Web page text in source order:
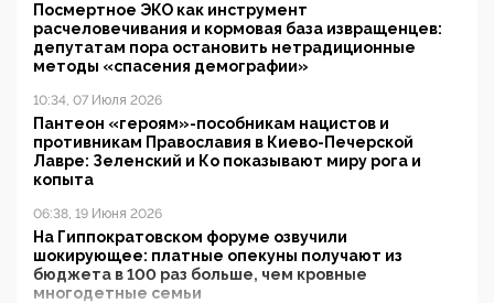
Посмертное ЭКО как инструмент
расчеловечивания и кормовая база извращенцев:
депутатам пора остановить нетрадиционные
методы «спасения демографии»
10:34, 07 Июля 2026
Пантеон «героям»-пособникам нацистов и
противникам Православия в Киево-Печерской
Лавре: Зеленский и Ко показывают миру рога и
копыта
06:38, 19 Июня 2026
На Гиппократовском форуме озвучили
шокирующее: платные опекуны получают из
бюджета в 100 раз больше, чем кровные
многодетные семьи